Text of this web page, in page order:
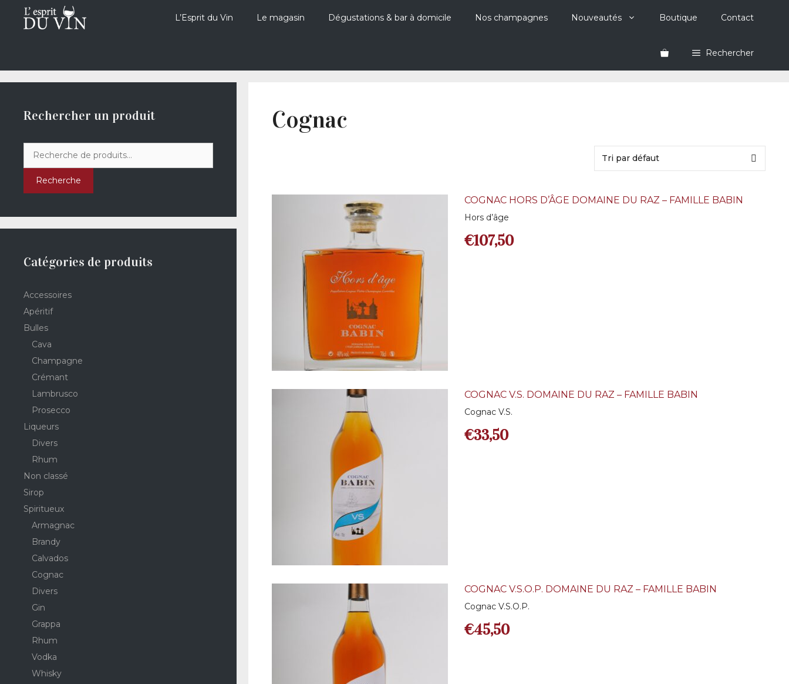
contenu
L’Esprit du Vin Le magasin Dégustations & bar à domicile Nos champagnes Nouveautés Boutique Contact
Rechercher
Cognac
COGNAC HORS D’ÂGE DOMAINE DU RAZ – FAMILLE BABIN
Hors d’âge
€107,50
COGNAC V.S. DOMAINE DU RAZ – FAMILLE BABIN
Cognac V.S.
€33,50
COGNAC V.S.O.P. DOMAINE DU RAZ – FAMILLE BABIN
Cognac V.S.O.P.
€45,50
Rechercher un produit
pour :
Recherche
Catégories de produits
Accessoires
Apéritif
Bulles
Cava
Champagne
Crémant
Lambrusco
Prosecco
Liqueurs
Divers
Rhum
Non classé
Sirop
Spiritueux
Armagnac
Brandy
Calvados
Cognac
Divers
Gin
Grappa
Rhum
Vodka
Whisky